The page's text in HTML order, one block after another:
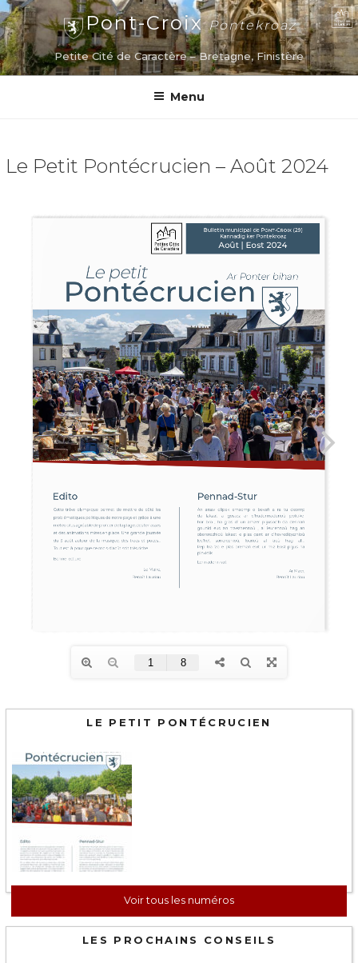
Aller
au
contenu
principal
Pont-CroixPontekroaz
Petite Cité de Caractère – Bretagne, Finistère
Menu
Le Petit Pontécrucien – Août 2024
LE PETIT PONTÉCRUCIEN
Voir tous les numéros
LES PROCHAINS CONSEILS